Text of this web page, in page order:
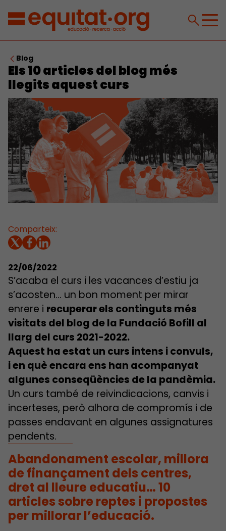
Blog
Els 10 articles del blog més
llegits aquest curs
Comparteix:
22/06/2022
S’acaba el curs i les vacances d’estiu ja
s’acosten… un bon moment per mirar
enrere i recuperar els continguts més
visitats del blog de la Fundació Bofill al
llarg del curs 2021-2022.
Aquest ha estat un curs intens i convuls,
i en què encara ens han acompanyat
algunes conseqüències de la pandèmia.
Un curs també de reivindicacions, canvis i
incerteses, però alhora de compromís i de
passes endavant en algunes assignatures
pendents.
Abandonament escolar, millora
de finançament dels centres,
dret al lleure educatiu… 10
articles sobre reptes i propostes
per millorar l’educació.